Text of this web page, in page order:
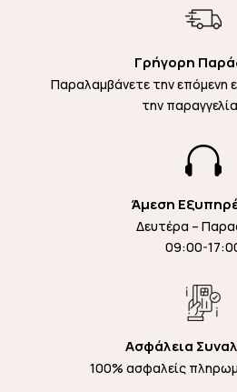
Γρήγορη
Παραλαμβάνετε την επόμενη
την

Άμεση
Δευτέρα –
09:00-
Ασφάλεια
100% ασφαλείς